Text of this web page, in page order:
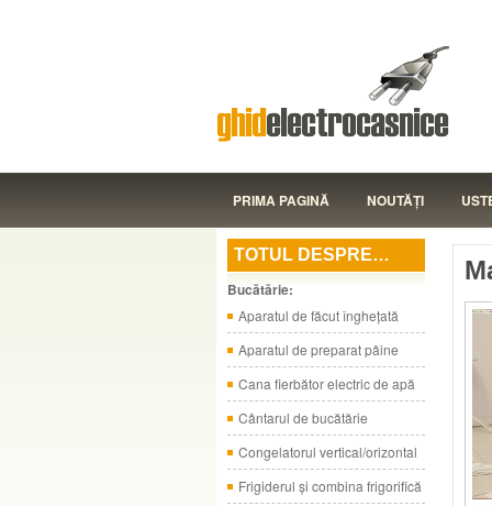
PRIMA PAGINĂ NOUTĂŢI
TOTUL DESPRE…
Bucătărie:
Aparatul de făcut îngheţată
Aparatul de preparat pâine
Cana fierbător electric de apă
Cântarul de bucătărie
Congelatorul vertical/orizontal
Frigiderul şi combina frigorifică